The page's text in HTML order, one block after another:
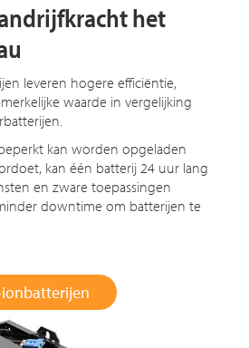
het
leveren hogere efficiëntie,
waarde in vergelijking
kan worden opgeladen
kan één batterij 24 uur lang
en zware toepassingen
downtime om batterijen te